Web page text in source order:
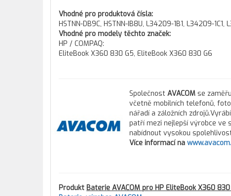
Vhodné pro produktová čísla:
HSTNN-DB9C, HSTNN-IB8U, L34209-1B1, L34209-
Vhodné pro modely těchto značek:
HP / COMPAQ:
EliteBook X360 830 G5, EliteBook X360 830 G6
Společnost AVACOM se
včetně mobilních telefonů,
nářadí a záložních
patří mezi nejlepší výrobce ve
nabídnout vysokou
Více informací na
Produkt Baterie AVACOM pro HP EliteBook X360